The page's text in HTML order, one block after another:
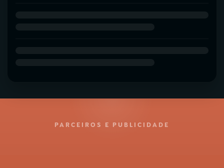
PARCEIROS E PUBLICIDADE